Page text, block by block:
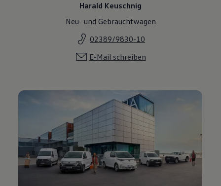
Harald Keuschnig
Neu- und Gebrauchtwagen
02389/9830-10
E-Mail schreiben